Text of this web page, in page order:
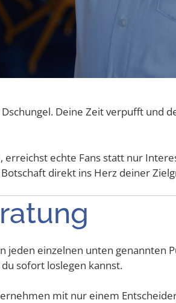
Dei­ne Zeit ver­pufft und
ech­te Fans statt nur
direkt ins Herz dei­ner
ein­zel­nen unten genann­ten
sofort los­le­gen kannst.
mit nur einem